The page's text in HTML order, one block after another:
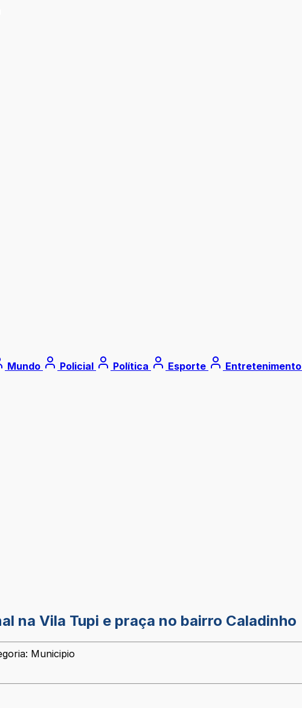
Mundo Policial Política Esporte Entretenimento
na Vila Tupi e praça no bairro Caladinho
Municipio